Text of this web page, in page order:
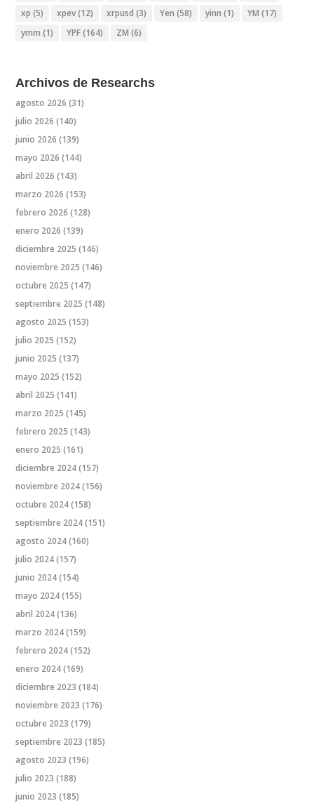
xp (5) xpev(12) xrpusd (3) Yen (58) yinn (1) YM (17)
ymm (1) YPF(164) ZM (6)
Archivos de Researchs
agosto 2026 (31)
julio 2026 (140)
junio 2026 (139)
mayo 2026 (144)
abril 2026 (143)
marzo 2026 (153)
febrero 2026 (128)
enero 2026 (139)
diciembre 2025 (146)
noviembre 2025 (146)
octubre 2025 (147)
septiembre 2025 (148)
agosto 2025 (153)
julio 2025 (152)
junio 2025 (137)
mayo 2025 (152)
abril 2025 (141)
marzo 2025 (145)
febrero 2025 (143)
enero 2025 (161)
diciembre 2024(157)
noviembre 2024(156)
octubre 2024(158)
septiembre 2024(151)
agosto 2024(160)
julio 2024(157)
junio 2024(154)
mayo 2024(155)
abril 2024(136)
marzo 2024(159)
febrero 2024(152)
enero 2024(169)
diciembre 2023 (184)
noviembre 2023 (176)
octubre 2023 (179)
septiembre 2023 (185)
agosto 2023 (196)
julio 2023 (188)
junio 2023 (185)